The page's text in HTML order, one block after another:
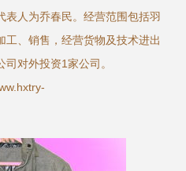
人为乔春民。经营范围包括羽
、销售，经营货物及技术进出
对外投资1家公司。